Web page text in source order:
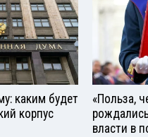
каким будет
корпус
«Польза,
власти в